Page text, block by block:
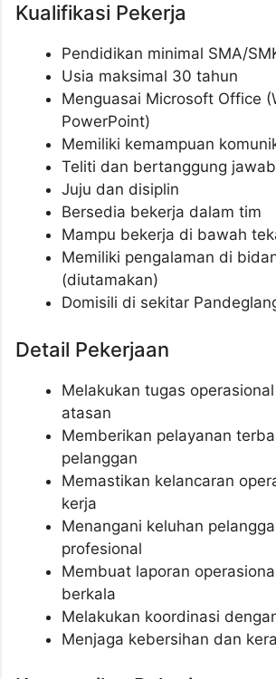
Kualifikasi Pekerja
Pendidikan minimal SMA/
Usia maksimal 30 tahun
Menguasai Microsoft Office
PowerPoint)
Memiliki kemampuan
Teliti dan bertanggung jawab
Juju dan disiplin
Bersedia bekerja dalam tim
Mampu bekerja di bawah
Memiliki pengalaman di
(diutamakan)
Domisili di sekitar
Detail Pekerjaan
Melakukan tugas
atasan
Memberikan pelayanan
pelanggan
Memastikan kelancaran
kerja
Menangani keluhan
profesional
Membuat laporan
berkala
Melakukan koordinasi
Menjaga kebersihan dan